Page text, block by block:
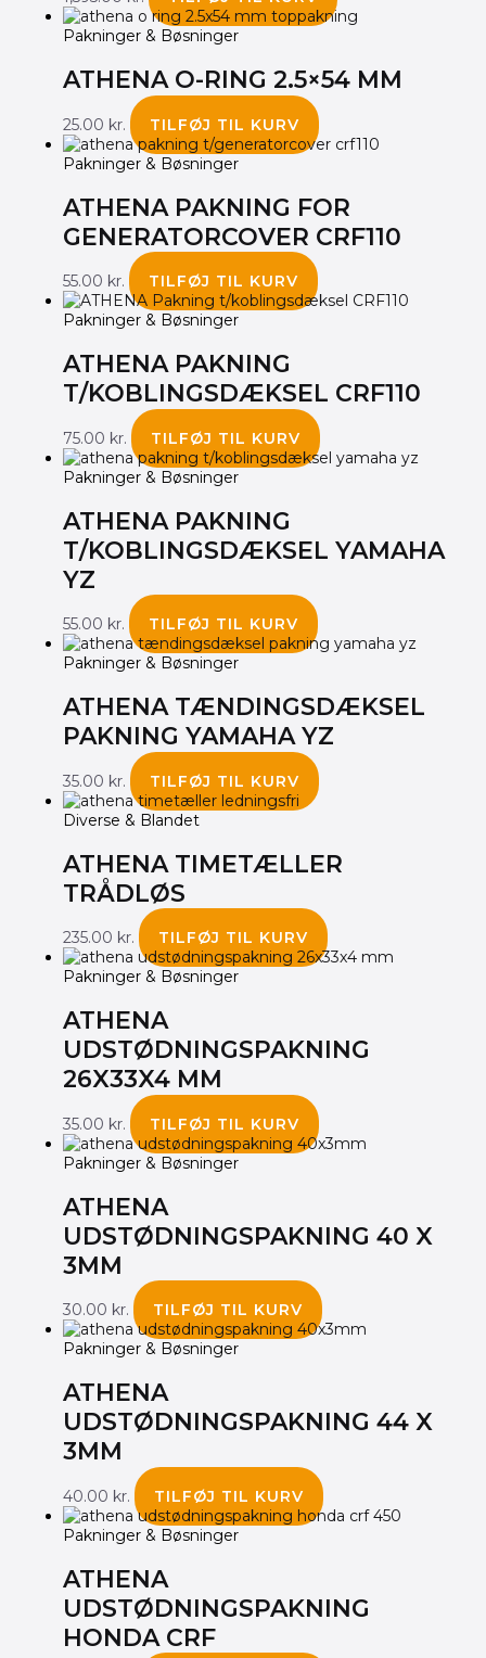
Pakninger & Bøsninger
ATHENA O-RING 2.5×54 MM
25.00 kr.
TILFØJ TIL KURV
Pakninger & Bøsninger
ATHENA PAKNING FOR
GENERATORCOVER CRF110
55.00 kr.
TILFØJ TIL KURV
Pakninger & Bøsninger
ATHENA PAKNING
T/KOBLINGSDÆKSEL CRF110
75.00 kr.
TILFØJ TIL KURV
Pakninger & Bøsninger
ATHENA PAKNING
T/KOBLINGSDÆKSEL YAMAHA
YZ
55.00 kr.
TILFØJ TIL KURV
Pakninger & Bøsninger
ATHENA TÆNDINGSDÆKSEL
PAKNING YAMAHA YZ
35.00 kr.
TILFØJ TIL KURV
Diverse & Blandet
ATHENA TIMETÆLLER
TRÅDLØS
235.00 kr.
TILFØJ TIL KURV
Pakninger & Bøsninger
ATHENA
UDSTØDNINGSPAKNING
26X33X4 MM
35.00 kr.
TILFØJ TIL KURV
Pakninger & Bøsninger
ATHENA
UDSTØDNINGSPAKNING 40 X
3MM
30.00 kr.
TILFØJ TIL KURV
Pakninger & Bøsninger
ATHENA
UDSTØDNINGSPAKNING 44 X
3MM
40.00 kr.
TILFØJ TIL KURV
Pakninger & Bøsninger
ATHENA
UDSTØDNINGSPAKNING
HONDA CRF